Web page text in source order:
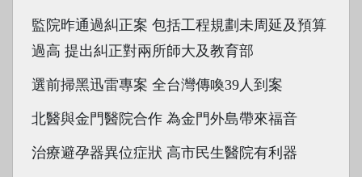
監院昨通過糾正案 包括工程規劃未周延及預算
過高 提出糾正對兩所師大及教育部
選前掃黑迅雷專案 全台灣傳喚39人到案
北醫與金門醫院合作 為金門外島帶來福音
治療避孕器異位症狀 高市民生醫院有利器